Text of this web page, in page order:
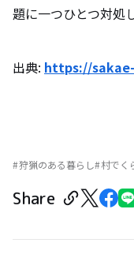
題に一つひとつ対処
出典: https://
狩猟のある暮らし 村でく
Share